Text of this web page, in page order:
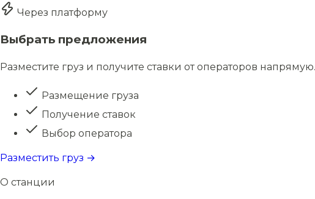
Через платформу
Выбрать предложения
Разместите груз и получите ставки от операторов напрямую.
Размещение груза
Получение ставок
Выбор оператора
Разместить груз →
О станции